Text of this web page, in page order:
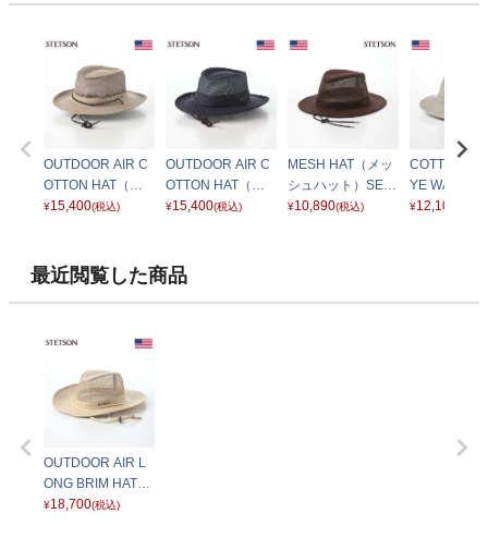
OUTDOOR AIR C
OTTON HAT（ア
ウトドア エアコッ
¥15,400(税込)
OUTDOOR AIR C
OTTON HAT（ア
ウトドア エアコッ
¥15,400(税込)
MESH HAT（メッ
シュハット）SE71
8 ブラウン
¥10,890(税込)
COTTON
YE
G HAT（コ
¥12,100
最近閲覧した商品
OUTDOOR AIR L
ONG BRIM HAT
（アウトドア エア
¥18,700(税込)